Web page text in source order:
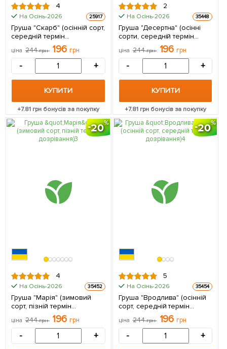
4
На Осінь-2026 25917
Груша "Скарб" (осінній сорт,
середній термін
дозрівання) 1 саджанець в
упаковці
ціна 244грн 196 грн
- +
КУПИТИ
+7.81 грн бонусів за покупку
2
На Осінь-2026 35448
Груша "Десертна" (осінні
сорти, середній термін
дозрівання) 1 саджанець в
упаковці
ціна 244грн 196 грн
- +
КУПИТИ
+7.81грн бонусів за покупку
20
4
На Осінь-2026 35452
Груша "Марія" (зимовий
сорт, пізній термін
дозрівання) 1 саджанець в
упаковці
ціна 244грн 196 грн
- +
20
5
На Осінь-2026 35454
Груша "Вродлива" (осінній
сорт, середній термін
дозрівання) 1 саджанець в
упаковці
ціна 244грн 196 грн
- +